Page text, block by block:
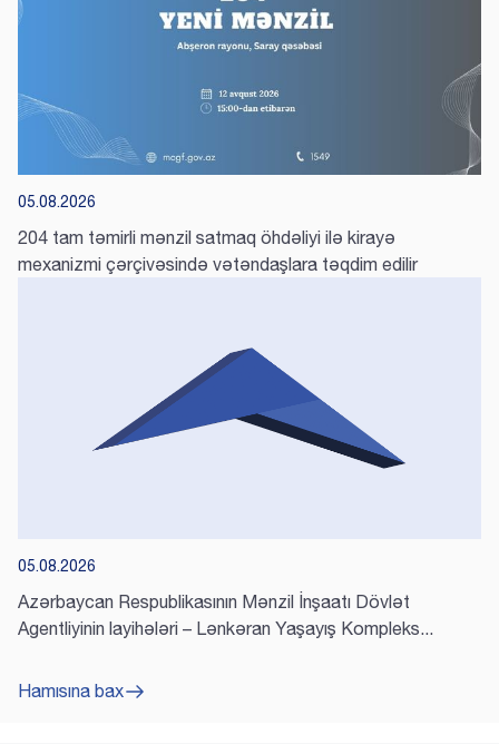
05.08.2026
204 tam təmirli mənzil satmaq öhdəliyi ilə kirayə
mexanizmi çərçivəsində vətəndaşlara təqdim edilir
05.08.2026
Azərbaycan Respublikasının Mənzil İnşaatı Dövlət
Agentliyinin layihələri – Lənkəran Yaşayış Kompleks...
Hamısına bax